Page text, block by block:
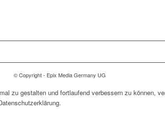
© Copyright - Epix Media Germany UG
zu gestalten und fortlaufend verbessern zu können,